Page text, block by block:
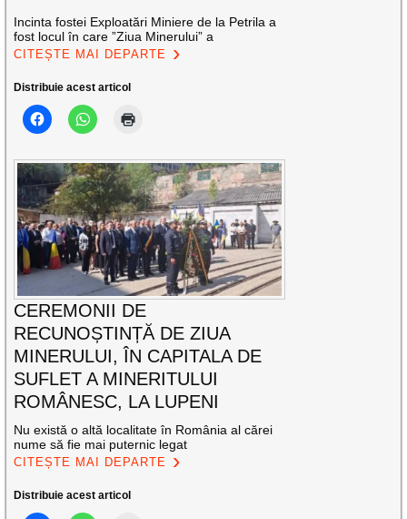
Incinta fostei Exploatări Miniere de la Petrila a
fost locul în care ”Ziua Minerului” a
CITEȘTE MAI DEPARTE
Distribuie acest articol
CEREMONII DE
RECUNOȘTINȚĂ DE ZIUA
MINERULUI, ÎN CAPITALA DE
SUFLET A MINERITULUI
ROMÂNESC, LA LUPENI
Nu există o altă localitate în România al cărei
nume să fie mai puternic legat
CITEȘTE MAI DEPARTE
Distribuie acest articol